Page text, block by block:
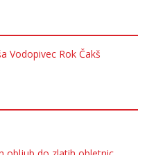
Vodopivec Rok Čakš